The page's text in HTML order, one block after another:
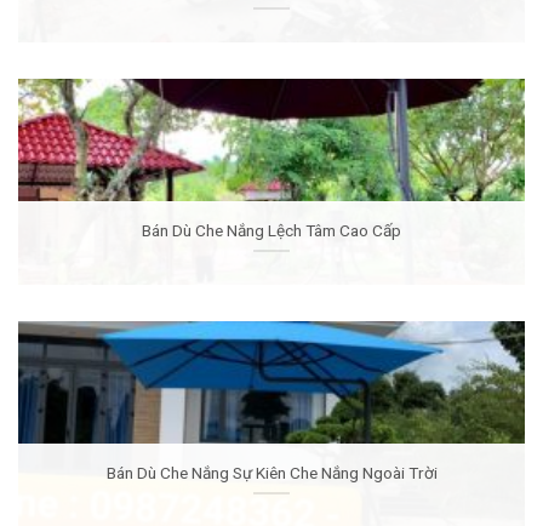
Bán Dù Che Nắng Lệch Tâm Cao Cấp
Bán Dù Che Nắng Sự Kiên Che Nắng Ngoài Trời